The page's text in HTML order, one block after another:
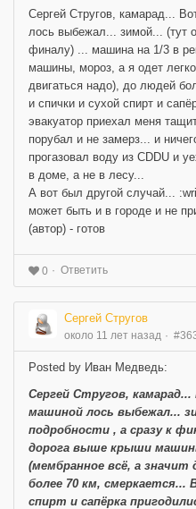
Сергей Стругов, камарад...
лось выбежал... зимой... (тут
финалу) ... машина на 1/3 в
машины, мороз, а я одет
двигаться надо), до людей
и спички и сухой спирт и
эвакуатор приехал меня
порубал и не замерз... и
прогазовал воду из CDDU и
в доме, а не в лесу...
А вот был другой случай...
может быть и в городе и не
(автор) - готов
0 Ответить
Сергей Стругов
около 11 лет назад
Posted by Иван Медведь:
Сергей Стругов,
машиной лось выбежал...
подробности , а сразу к
дорога выше крыши
(мембранное всё, а значит
более 70 км,
спирт и сапёрка